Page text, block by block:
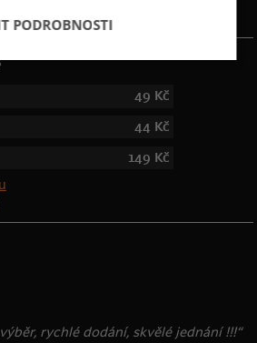
49 Kč
44 Kč
149 Kč
rychlé dodání, skvělé jednání !!!“
PODROBNOSTI